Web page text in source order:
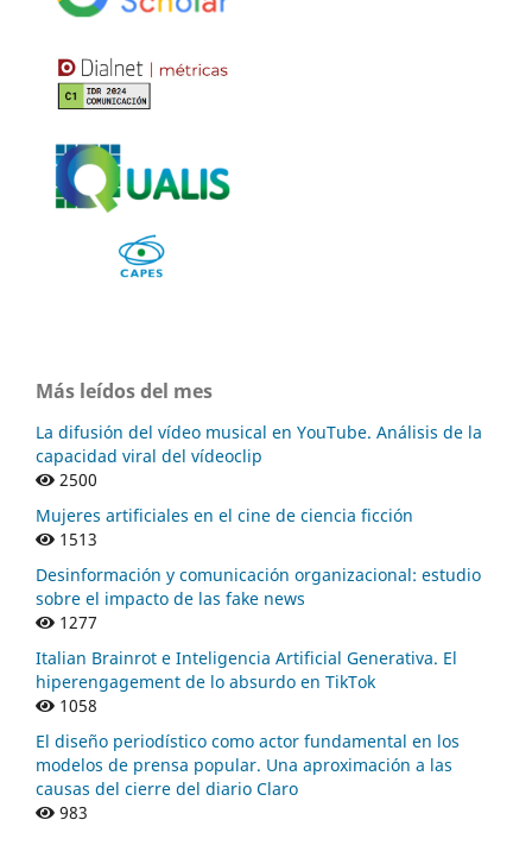
Más leídos del mes
La difusión del vídeo musical en YouTube. Análisis de la
capacidad viral del vídeoclip
2500
Mujeres artificiales en el cine de ciencia ficción
1513
Desinformación y comunicación organizacional: estudio
sobre el impacto de las fake news
1277
Italian Brainrot e Inteligencia Artificial Generativa. El
hiperengagement de lo absurdo en TikTok
1058
El diseño periodístico como actor fundamental en los
modelos de prensa popular. Una aproximación a las
causas del cierre del diario Claro
983